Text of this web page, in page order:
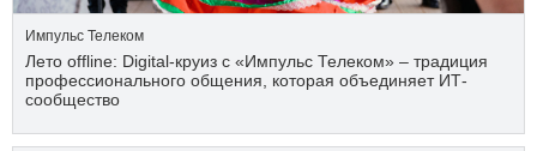
Импульс Телеком
Лето offline: Digital-круиз с «Импульс Телеком» – традиция
профессионального общения, которая объединяет ИТ-
сообщество